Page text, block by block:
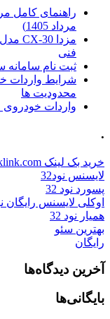
مرداد 1405)
فنی
ثبت نام
شرایط واردات
محدودیت ها
واردات
.
خرید بک لینک behtarinbacklink.com
لایسنس نود32
پسورد نود 32
اوکلی لایسنس رایگان نود
همیار نود 32
بهترین سئو
رایگان
آخرین دیدگاه‌ها
بایگانی‌ها